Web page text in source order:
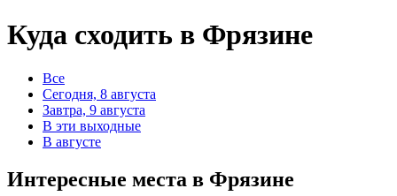
Куда сходить в Фрязине
Все
Сегодня, 8 августа
Завтра, 9 августа
В эти выходные
В августе
Интересные места в Фрязине